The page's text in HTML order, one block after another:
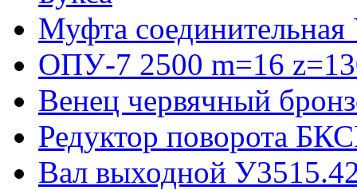
Муфта
ОПУ-7 2500 m=16
Венец червячный
Редуктор поворота
Вал выходной